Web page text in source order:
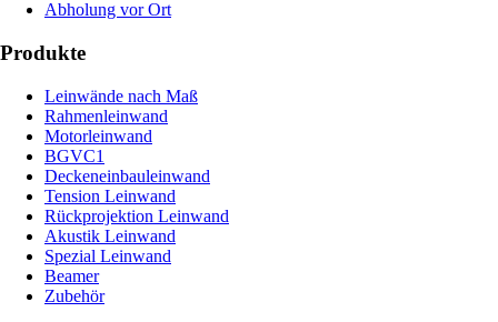
Abholung vor Ort
Produkte
Leinwände nach Maß
Rahmenleinwand
Motorleinwand
BGVC1
Deckeneinbauleinwand
Tension Leinwand
Rückprojektion Leinwand
Akustik Leinwand
Spezial Leinwand
Beamer
Zubehör